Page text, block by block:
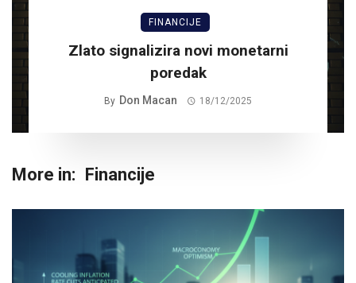
FINANCIJE
Zlato signalizira novi monetarni
poredak
By Don Macan 18/12/2025
More in: Financije